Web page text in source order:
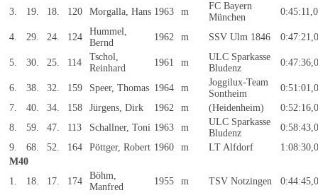
3. 19. 18. 120 Morgalla, Hans 1963 m
FC Bayern
München
4. 29. 24. 124
Hummel,
Bernd
1962 m SSV Ulm 1846
5. 30. 25. 114
Tschol,
Reinhard
1961 m
ULC Sparkasse
Bludenz
6. 38. 32. 159 Speer, Thomas 1964 m
Joggilux-Team
Sontheim
7.
40. 34. 158 Jürgens, Dirk 1962 m (Heidenheim)
8.
59. 47. 113 Schallner, Toni 1963 m
ULC Sparkasse
Bludenz
9.
68. 52. 164 Pöttger, Robert 1960 m LT Alfdorf
M40
1.
18. 17. 174
Böhm,
Manfred
1955 m TSV Notzingen